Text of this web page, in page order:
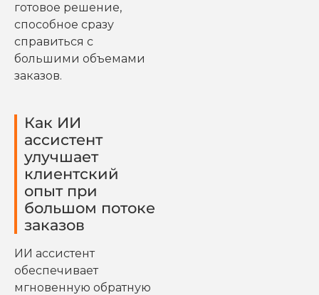
готовое решение,
способное сразу
справиться с
большими объемами
заказов.
Как ИИ
ассистент
улучшает
клиентский
опыт при
большом потоке
заказов
ИИ ассистент
обеспечивает
мгновенную обратную